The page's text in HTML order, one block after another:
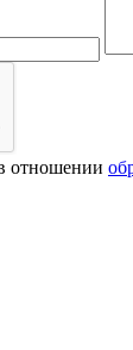
отношении